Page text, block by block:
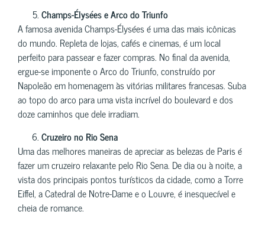
Champs-Élysées e Arco do Triunfo
A famosa avenida Champs-Élysées é uma das mais icônicas
do mundo. Repleta de lojas, cafés e cinemas, é um local
perfeito para passear e fazer compras. No final da avenida,
ergue-se imponente o Arco do Triunfo, construído por
Napoleão em homenagem às vitórias militares francesas. Suba
ao topo do arco para uma vista incrível do boulevard e dos
doze caminhos que dele irradiam.
Cruzeiro no Rio Sena
Uma das melhores maneiras de apreciar as belezas de Paris é
fazer um cruzeiro relaxante pelo Rio Sena. De dia ou à noite, a
vista dos principais pontos turísticos da cidade, como a Torre
Eiffel, a Catedral de Notre-Dame e o Louvre, é inesquecível e
cheia de romance.